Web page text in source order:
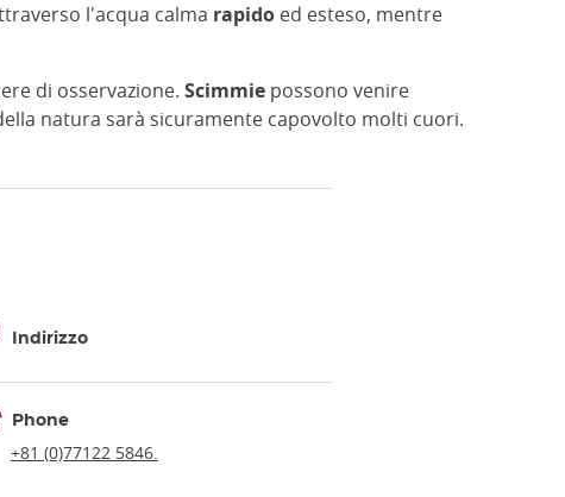
l'acqua calma rapido ed esteso, mentre
di osservazione. Scimmie possono venire
natura sarà sicuramente capovolto molti cuori.
Indirizzo
Phone
+81 (0)77122 5846.